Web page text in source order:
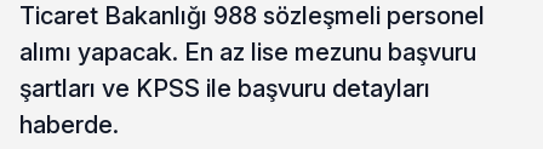
Ticaret Bakanlığı 988 sözleşmeli personel
alımı yapacak. En az lise mezunu başvuru
şartları ve KPSS ile başvuru detayları
haberde.